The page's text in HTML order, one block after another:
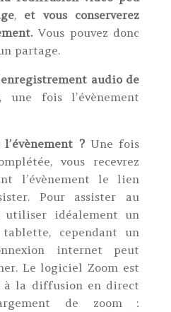
, et vous conserverez
Vous pouvez donc
partage.
audio de
, une fois l’évènement
? Une fois
vous recevrez
l’évènement le lien
Pour assister au
utiliser idéalement un
cependant un
internet peut
Le logiciel Zoom est
à la diffusion en direct
de zoom :